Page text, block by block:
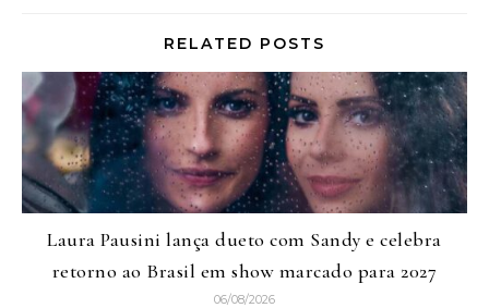
RELATED POSTS
Laura Pausini lança dueto com Sandy e celebra
retorno ao Brasil em show marcado para 2027
06/08/2026